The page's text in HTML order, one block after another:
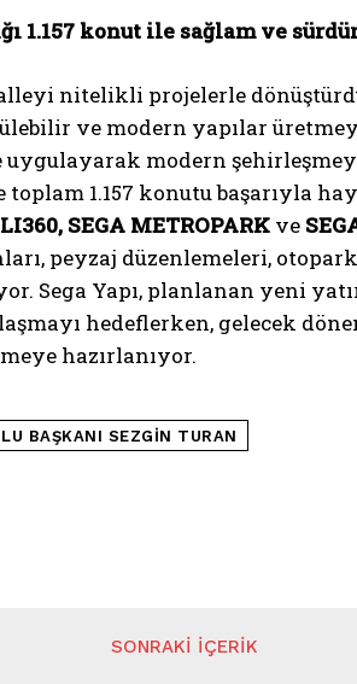
1.157 konut ile sağlam ve
nitelikli projelerle
ve modern yapılar
modern
toplam 1.157 konutu başarıyla
SEGA METROPARK ve
peyzaj düzenlemeleri,
Sega Yapı, planlanan yeni
hedeflerken, gelecek
hazırlanıyor.
BAŞKANI SEZGIN TURAN
SONRAKI İÇERIK